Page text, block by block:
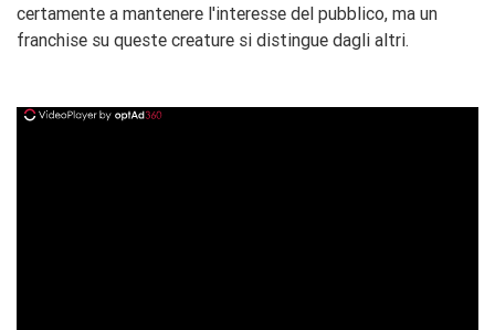
certamente a mantenere l'interesse del pubblico, ma un
franchise su queste creature si distingue dagli altri.